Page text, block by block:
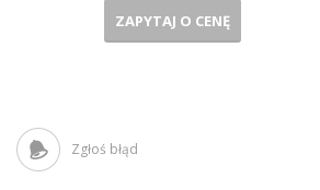
ZAPYTAJ O CENĘ
Zgłoś błąd